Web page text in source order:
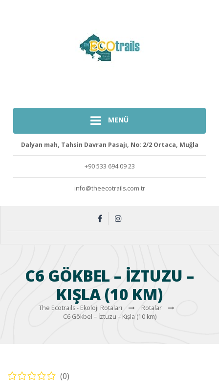
MENÜ
Dalyan mah, Tahsin Davran Pasajı, No: 2/2 Ortaca, Muğla
+90 533 694 09 23
info@theecotrails.com.tr
C6 GÖKBEL – İZTUZU –
KIŞLA (10 KM)
The Ecotrails - Ekoloji Rotaları
Rotalar
C6 Gökbel – İztuzu – Kışla (10 km)
(0)